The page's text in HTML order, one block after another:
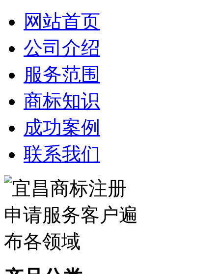
网站首页
公司介绍
服务范围
商标知识
成功案例
联系我们